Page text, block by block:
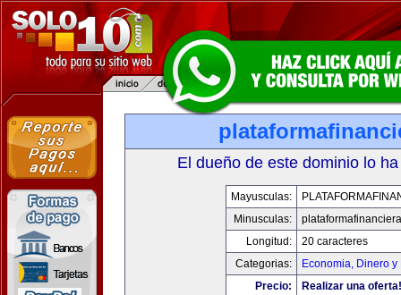
El dueño de este dominio lo
Mayusculas:
Minusculas:
Longitud:
20 caracteres
Categorias:
Economia, Dinero y
Precio:
Realizar una oferta!